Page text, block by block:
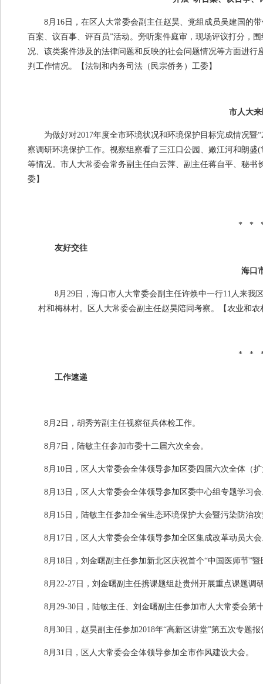
8月 16 日，在区人大常委会副主任赵昊、党组成员吴建国的
百案、议百事、评百员”活动。旁听案件庭审，现场评议打分，
况、该类案件涉及的法律问题和反映的社会问题情况等方面进
判工作情况。
【法制和内务司法（民宗侨务）工委】
市人大
为做好对2017年度全市环境状况和环境保护目标完成情况暨“
察调研环境保护工作。视察组察看了三江口公园、嫩江河和朗盛(
等情况。市人大常委会常务副主任白云萍、副主任蒋自平、秘
委】
* *
友好交往
海口
8月 29 日，海口市人大常委会副主任许焕中一行11 人来我
村和梅林村。区人大常委会副主任赵昊陪同考察。
【农业和
* *
工作速递
8月2 日，胡秀芳副主任视察征兵体检工作。
8月 7 日，陆敏主任参加市委十二届六次全会。
8月 10 日，区人大常委会全体领导参加区委四届六次全体（
8月 13 日，区人大常委会全体领导参加区委中心组专题学习
8月 15 日，陆敏主任参加全省生态环境保护大会暨污染防治
8月 17 日，区人大常委会全体领导参加全区集成改革动员大
8月 18 日，刘金曙副主任参加新北区庆祝首个“中国医师节”
8月22-27 日，刘金曙副主任携课题组赴贵州开展重点课题调
8月29-30 日，陆敏主任、刘金曙副主任参加市人大常委会第
8月30 日，赵昊副主任参加2018年“高新区讲堂”第五次专题报
8月31 日，区人大常委会全体领导参加全市作风建设大会。